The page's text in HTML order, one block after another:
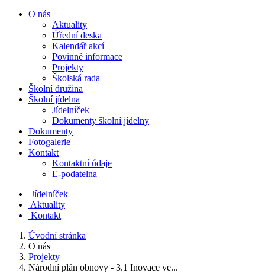
O nás
Aktuality
Úřední deska
Kalendář akcí
Povinné informace
Projekty
Školská rada
Školní družina
Školní jídelna
Jídelníček
Dokumenty školní jídelny
Dokumenty
Fotogalerie
Kontakt
Kontaktní údaje
E-podatelna
Jídelníček
Aktuality
Kontakt
Úvodní stránka
O nás
Projekty
Národní plán obnovy - 3.1 Inovace ve...